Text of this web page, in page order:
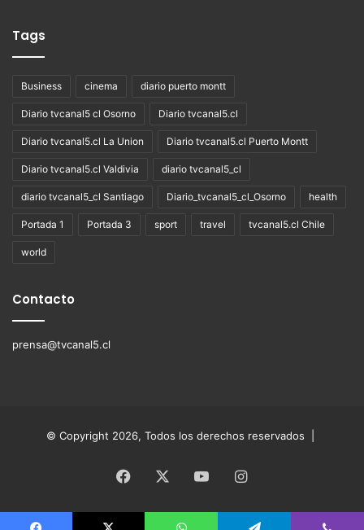
Tags
Business cinema diario puerto montt
Diario tvcanal5 cl Osorno Diario tvcanal5.cl
Diario tvcanal5.cl La Union Diario tvcanal5.cl Puerto Montt
Diario tvcanal5.cl Valdivia diario tvcanal5_cl
diario tvcanal5_cl Santiago Diario_tvcanal5_cl_Osorno health
Portada 1 Portada 3 sport travel tvcanal5.cl Chile
world
Contacto
prensa@tvcanal5.cl
© Copyright 2026, Todos los derechos reservados |
Facebook YouTubeInstagram